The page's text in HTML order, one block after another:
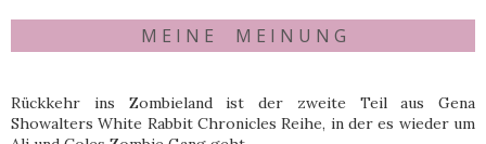
M E I N E M E I N U N G
Rückkehr ins Zombieland ist der zweite Teil aus Gena
Showalters White Rabbit Chronicles Reihe, in der es wieder um